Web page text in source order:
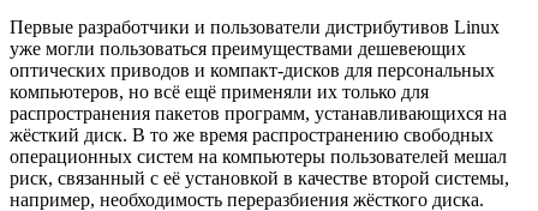
Первые разработчики и пользователи дистрибутивов Linux
уже могли пользоваться преимуществами дешевеющих
оптических приводов и компакт-дисков для персональных
компьютеров, но всё ещё применяли их только для
распространения пакетов программ, устанавливающихся на
жёсткий диск. В то же время распространению свободных
операционных систем на компьютеры пользователей мешал
риск, связанный с её установкой в качестве второй системы,
например, необходимость переразбиения жёсткого диска.